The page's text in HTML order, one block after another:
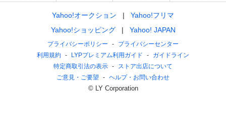
Yahoo!オークション
Yahoo!フリマ
Yahoo!ショッピング
Yahoo! JAPAN
プライバシーポリシー
プライバシーセンター
利用規約
LYPプレミアム利用ガイド
ガイドライン
特定商取引法の表示
ストア出店について
ご意見・ご要望
ヘルプ・お問い合わせ
© LY Corporation